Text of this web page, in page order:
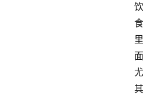
饮
食
里
面
尤
其